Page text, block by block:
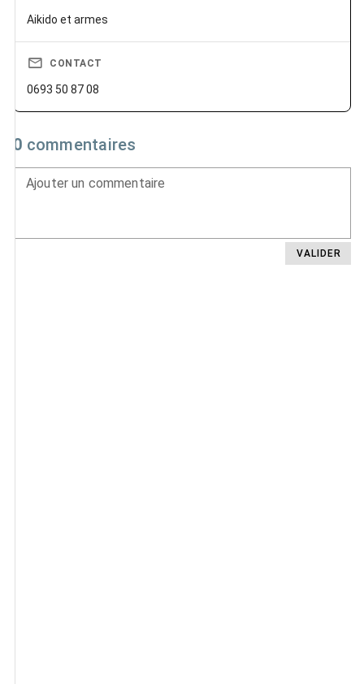
Aikido et armes
CONTACT
0693 50 87 08
0 commentaires
Ajouter un commentaire
VALIDER